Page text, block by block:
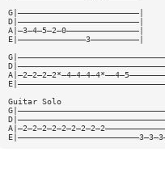
G|—————————————————————————|
D|—————————————————————————|
A|—3—4—5—2—0———————————————|
E|——————————————3——————————|
Guitar Solo